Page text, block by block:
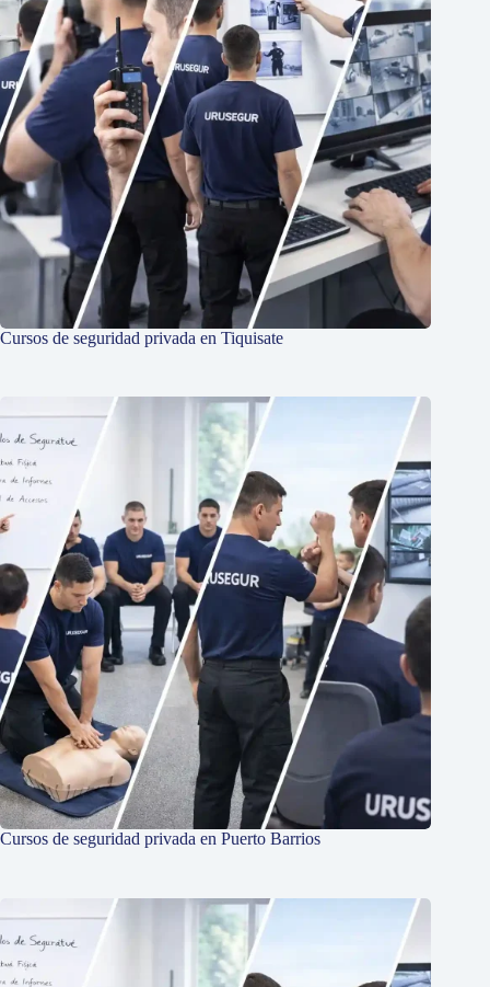
Cursos de seguridad privada en Tiquisate
Cursos de seguridad privada en Puerto Barrios